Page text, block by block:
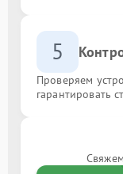
5
Проверяем
гарантировать